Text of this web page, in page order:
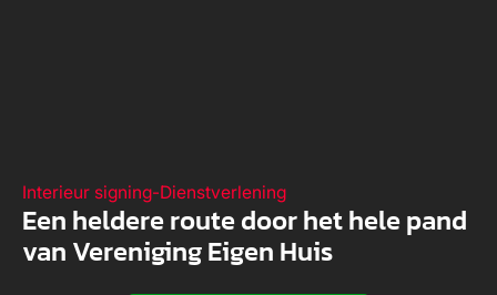
Interieur signing-Dienstverlening
Een heldere route door het hele pand
van Vereniging Eigen Huis